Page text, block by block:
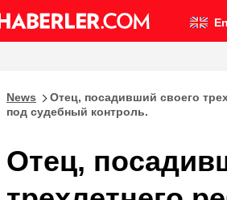
News
Отец, посадивший своего
под судебный контроль.
Отец,